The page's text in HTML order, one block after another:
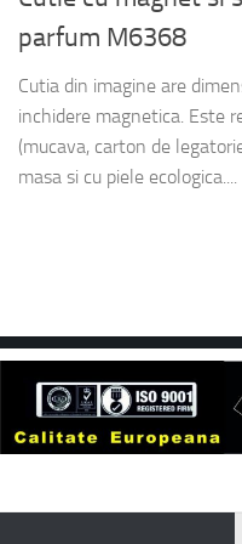
parfum M6368
Cutia din imagine are
inchidere magnetica. Este
(mucava, carton de
masa si cu piele ecologica....